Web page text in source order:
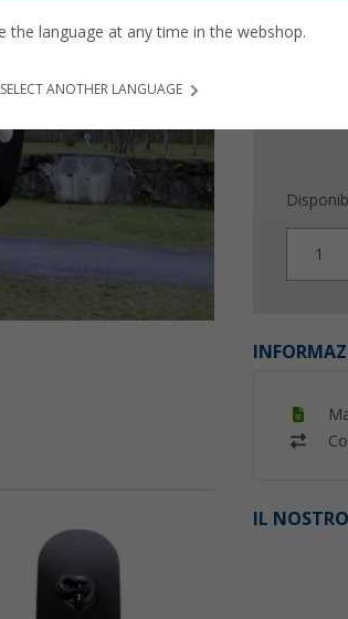
1
IL
the language at any time in the webshop.
SELECT ANOTHER LANGUAGE